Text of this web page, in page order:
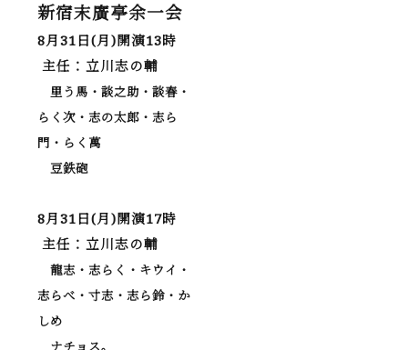
新宿末廣亭余一会
8月31日(月)開演13時
主任：立川志の輔
里う馬・談之助・談春・
らく次・志の太郎・志ら
門・らく萬
豆鉄砲
8月31日(月)開演17時
主任：立川志の輔
龍志・志らく・キウイ・
志らべ・寸志・志ら鈴・か
しめ
ナチョス。